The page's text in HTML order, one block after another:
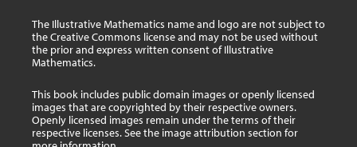
The Illustrative Mathematics name and logo are not subject to
the Creative Commons license and may not be used without
the prior and express written consent of Illustrative
Mathematics.
This book includes public domain images or openly licensed
images that are copyrighted by their respective owners.
Openly licensed images remain under the terms of their
respective licenses. See the image attribution section for